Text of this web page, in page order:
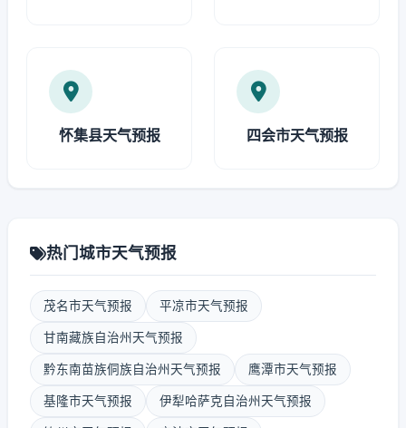
怀集县天气预报 四会市天气预报
热门城市天气预报
茂名市天气预报 平凉市天气预报
甘南藏族自治州天气预报
黔东南苗族侗族自治州天气预报 鹰潭市天气预报
基隆市天气预报 伊犁哈萨克自治州天气预报